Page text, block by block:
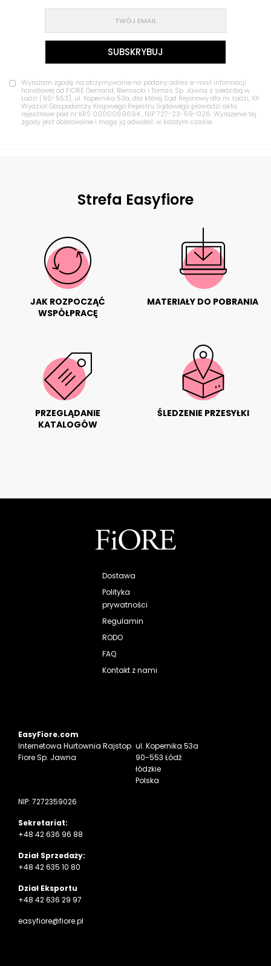
Wyrażam zgodę na otrzymywanie na podany adres e-mail informacji
handlowej od FIORE Gernand, Biernacki i Tomas Sp. Jawna z siedzibą w
Łodzi (90-553), ul. Kopernika 53a, dla której Sąd Rejonowy dla m. Łodzi, XX
Wydział Gospodarczy Krajowego Rejestru Sądowego prowadzi akta
rejestrowe pod nr KRS 0000069694 , NIP 727-23-59-026. Wyrażenie tej
zgody jest dobrowolne i mogę ją odwołać w każdym czasie.
Strefa Easyfiore
JAK ROZPOCZĄĆ
WSPÓŁPRACĘ
MATERIAŁY DO POBRANIA
PRZEGLĄDANIE
KATALOGÓW
ŚLEDZENIE PRZESYŁKI
Dostawa
Polityka
prywatności
Regulamin
RODO
FAQ
Kontakt z nami
EasyFiore.com
Internetowa Hurtownia Rajstop
Fiore Sp. Jawna
ul. Kopernika 53a
90-553 Łódź
łódzkie
Polska
NIP: 7272359026
Sekretariat:
+48 42 636 96 88
Dział Sprzedaży:
+48 42 635 10 80
Dział Eksportu
+48 42 636 29 97
easyfiore@fiore.pl